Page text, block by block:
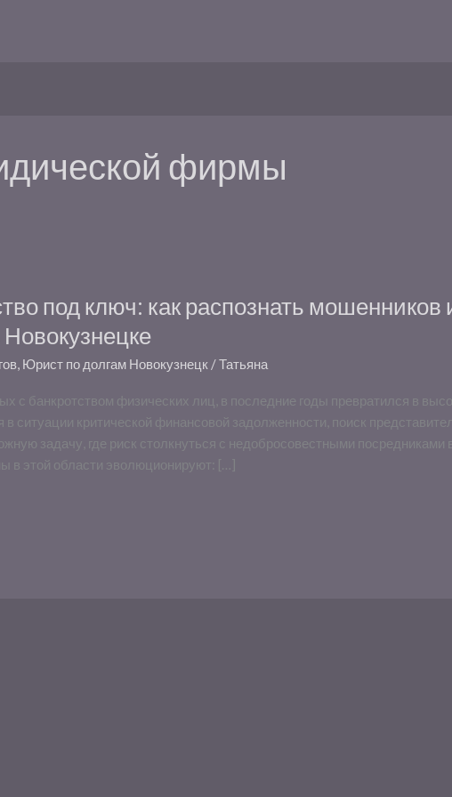
фирмы
под ключ: как распознать мошенников
, Юрист по долгам Новокузнецк /Татьяна
с банкротством физических лиц, в последние годы превратился в
ситуации критической финансовой задолженности, поиск
задачу, где риск столкнуться с недобросовестными
в этой области эволюционируют: […]